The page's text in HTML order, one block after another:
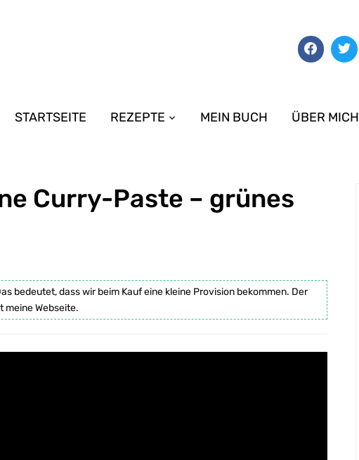
STARTSEITE REZEPTE MEIN BUCH ÜBER MICH
Curry-Paste – grünes
bedeutet, dass wir beim Kauf eine kleine Provision bekommen. Der
Webseite.